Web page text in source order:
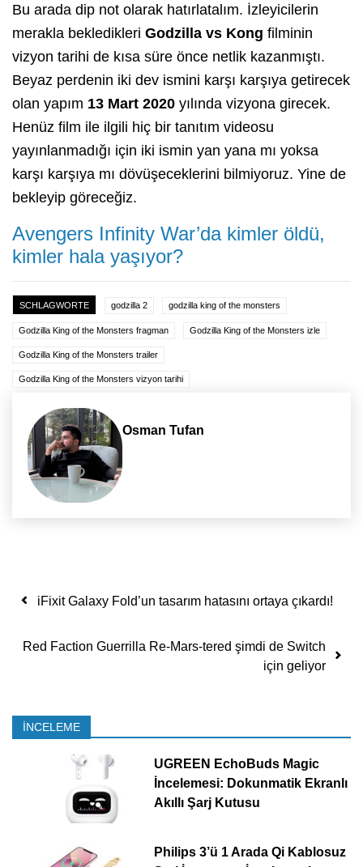
Bu arada dip not olarak hatırlatalım. İzleyicilerin
merakla bekledikleri Godzilla vs Kong filminin
vizyon tarihi de kısa süre önce netlik kazanmıştı.
Beyaz perdenin iki dev ismini karşı karşıya getirecek
olan yapım 13 Mart 2020 yılında vizyona girecek.
Henüz film ile ilgili hiç bir tanıtım videosu
yayınlanmadığı için iki ismin yan yana mı yoksa
karşı karşıya mı dövüşeceklerini bilmiyoruz. Yine de
bekleyip göreceğiz.
Avengers Infinity War’da kimler öldü,
kimler hala yaşıyor?
SCHLAGWORTE godzilla 2 godzilla king of the monsters
Godzilla King of the Monsters fragman Godzilla King of the Monsters izle
Godzilla King of the Monsters trailer
Godzilla King of the Monsters vizyon tarihi
Osman Tufan
Yazı dolaşımı
iFixit Galaxy Fold’un tasarım hatasını ortaya çıkardı!
Red Faction Guerrilla Re-Mars-tered şimdi de Switch
için geliyor
İNCELEME
UGREEN EchoBuds Magic
İncelemesi: Dokunmatik Ekranlı
Akıllı Şarj Kutusu
Philips 3’ü 1 Arada Qi Kablosuz